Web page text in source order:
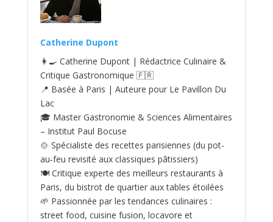
Catherine Dupont
👩‍🍳 Catherine Dupont | Rédactrice Culinaire &
Critique Gastronomique 🇫🇷
📍 Basée à Paris | Auteure pour Le Pavillon Du
Lac
🎓 Master Gastronomie & Sciences Alimentaires
– Institut Paul Bocuse
🍲 Spécialiste des recettes parisiennes (du pot-
au‑feu revisité aux classiques pâtissiers)
🍽️ Critique experte des meilleurs restaurants à
Paris, du bistrot de quartier aux tables étoilées
🌱 Passionnée par les tendances culinaires :
street food, cuisine fusion, locavore et